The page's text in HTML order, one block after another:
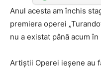
Anul acesta am închis
premiera operei
nu a existat până acum
Artiștii Operei ieșene au